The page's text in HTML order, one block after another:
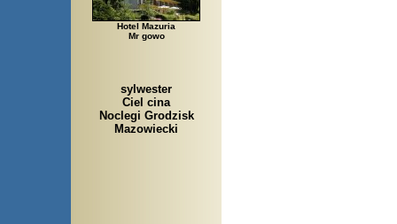
Hotel Mazuria
Mr gowo
sylwester
Ciel cina
Noclegi Grodzisk
Mazowiecki